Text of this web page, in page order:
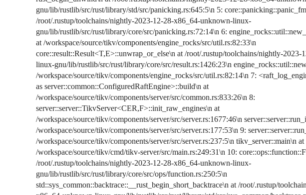
gnu/lib/rustlib/src/rust/library/std/src/panicking.rs:645:5\n 5:
/root/.rustup/toolchains/nightly-2023-12-28-x86_64-unknown-linux-
gnu/lib/rustlib/src/rust/library/core/src/panicking.rs:72:14\n 6:
at /workspace/source/tikv/components/engine_rocks/src/util.rs:82:33\n
core::result::Result<T,E>::unwrap_or_else\n at /root/.rustup/toolchains/nightly-
linux-gnu/lib/rustlib/src/rust/library/core/src/result.rs:1426:23\n
/workspace/source/tikv/components/engine_rocks/src/util.rs:82:14\n 7:
as server::common::ConfiguredRaftEngine>::build\n at
/workspace/source/tikv/components/server/src/common.rs:833:26\n 8:
server::server::TikvServer<CER,F>::init_raw_engines\n at
/workspace/source/tikv/components/server/src/server.rs:1677:46\n
/workspace/source/tikv/components/server/src/server.rs:177:53\n 9:
/workspace/source/tikv/components/server/src/server.rs:237:5\n tikv_server::main\n at
/workspace/source/tikv/cmd/tikv-server/src/main.rs:249:31\n 10:
/root/.rustup/toolchains/nightly-2023-12-28-x86_64-unknown-linux-
gnu/lib/rustlib/src/rust/library/core/src/ops/function.rs:250:5\n
std::sys_common::backtrace::__rust_begin_short_backtrace\n at /root/.rustup/